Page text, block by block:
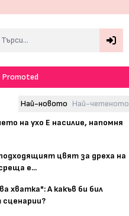
Promoted
Най-новото Най-четеното
на ухо Е насилие, напомня
цвят за дреха на
е...
хватка": А какъв би бил